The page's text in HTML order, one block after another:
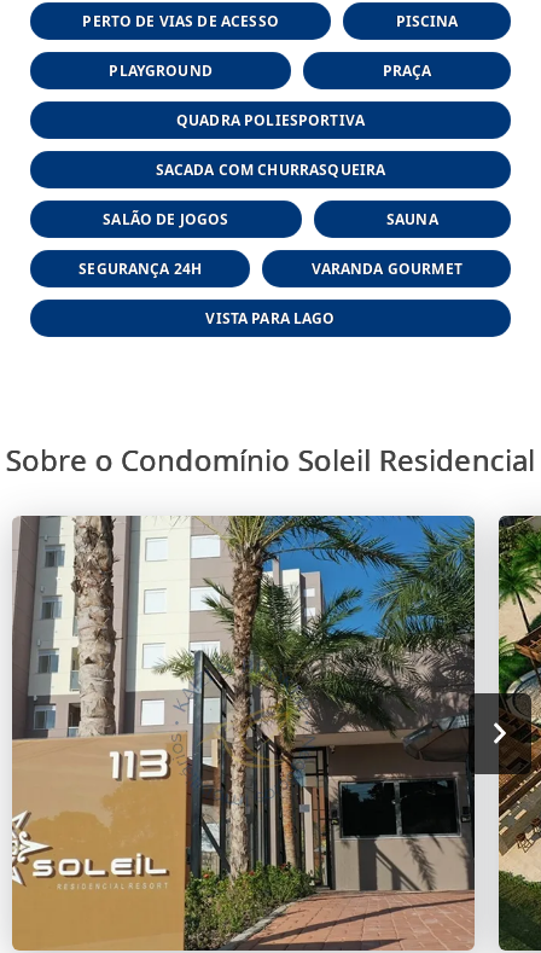
PERTO DE VIAS DE ACESSO PISCINA
PLAYGROUND PRAÇA
QUADRA POLIESPORTIVA
SACADA COM CHURRASQUEIRA
SALÃO DE JOGOS SAUNA
SEGURANÇA 24H VARANDA GOURMET
VISTA PARA LAGO
Sobre o Condomínio Soleil Residencial